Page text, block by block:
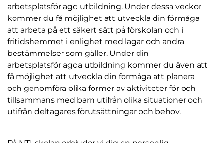
arbetsplatsförlagd utbildning. Under dessa veckor
kommer du få möjlighet att utveckla din förmåga
att arbeta på ett säkert sätt på förskolan och i
fritidshemmet i enlighet med lagar och andra
bestämmelser som gäller. Under din
arbetsplatsförlagda utbildning kommer du även att
få möjlighet att utveckla din förmåga att planera
och genomföra olika former av aktiviteter för och
tillsammans med barn utifrån olika situationer och
utifrån deltagares förutsättningar och behov.